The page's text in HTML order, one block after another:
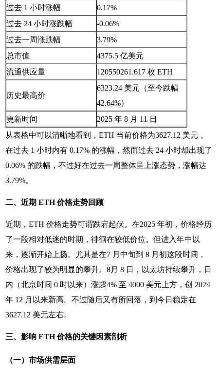
过去 1 小时涨幅
0.17%
过去 24 小时涨跌幅
-0.06%
过去一周涨跌幅
3.79%
总市值
4375.5 亿美元
流通供应量
120550261.617 枚 ETH
历史最高价
6323.24 美元（至今跌幅
42.64%）
更新时间
2025 年 8 月 11 日
从表格中可以清晰地看到，ETH 当前价格为3627.12 美元，
在过去 1 小时内有 0.17% 的涨幅，然而过去 24 小时却出现了
0.06% 的跌幅，不过好在过去一周整体呈上涨态势，涨幅达
3.79%。
二、近期 ETH 价格走势回顾
近期，ETH 价格走势可谓跌宕起伏。在2025 年初，价格经历
了一段相对低迷的时期，徘徊在较低价位。但进入年中以
来，逐渐开始上扬。尤其是在7 月中旬到 8 月初这段时间，
价格出现了较为明显的攀升。8月 8 日，以太坊持续攀升，日
内（北京时间 0 时以来）涨超4% 至 4000 美元上方，创 2024
年 12 月以来新高。不过随后又有所回落，到今日稳定在
3627.12 美元左右。
三、影响 ETH 价格的关键因素剖析
（一）市场供需层面